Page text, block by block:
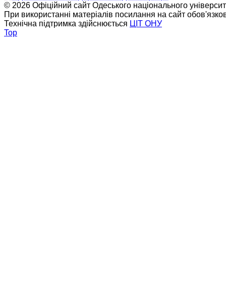
© 2026 Офіційний сайт Одеського національного
При використанні матеріалів посилання на сайт
Технічна підтримка здійснюється ЦІТ ОНУ
Top